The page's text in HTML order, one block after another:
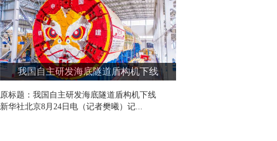
我国自主研发海底隧道盾构机下线
原标题：我国自主研发海底隧道盾构机下线
新华社北京8月24日电（记者樊曦）记...